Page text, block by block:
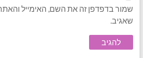
שמור בדפדפן זה את השם, האימייל
שאגיב.